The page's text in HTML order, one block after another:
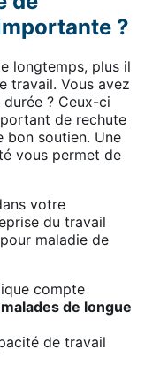
?
longtemps, plus il
travail. Vous avez
? Ceux-ci
de rechute
bon soutien. Une
vous permet de
votre
du travail
maladie de
compte
de longue
de travail